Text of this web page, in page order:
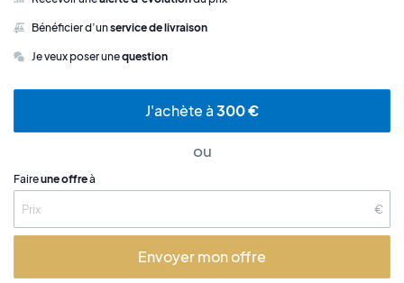
Bénéficier d’unservice de livraison
Je veux poser unequestion
J'achète à300 €
ou
Faireune offreà
€
Envoyer mon offre